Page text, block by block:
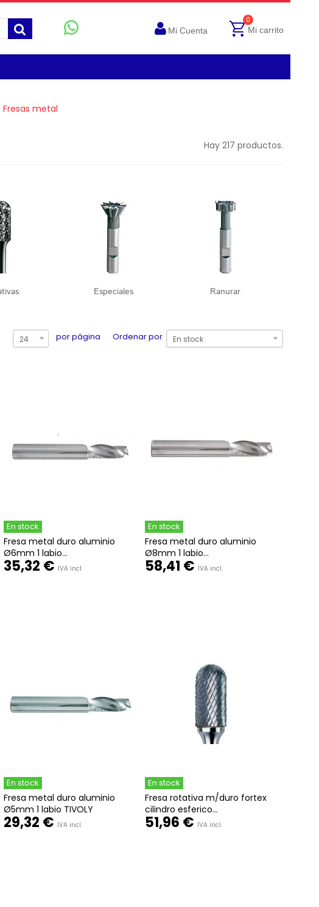
Mi Cuenta
0
Mi carrito
Fresas metal
Hay 217 productos.
Especiales Ranurar
Ordenar por En stock
24 por página
En stock
Fresa metal duro aluminio
Ø6mm 1 labio...
35,32 € IVA incl.
En stock
Fresa metal duro aluminio
Ø8mm 1 labio...
58,41 € IVA incl.
En stock
Fresa metal duro aluminio
Ø5mm 1 labio TIVOLY
29,32 € IVA incl.
En stock
Fresa rotativa m/duro fortex
cilindro esferico...
51,96 € IVA incl.